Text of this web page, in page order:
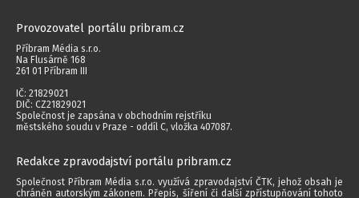
Provozovatel portálu pribram.cz
Příbram Média s.r.o.
Na Flusárně 168
261 01 Příbram III
IČ: 21829021
DIČ: CZ21829021
Společnost je zapsána v obchodním rejstříku
městského soudu v Praze - oddíl C, vložka 407087.
Redakce zpravodajství portálu pribram.cz
Společnost Příbram Média s.r.o. využívá zpravodajství ČTK, jehož obsah je
chráněn autorským zákonem. Přepis, šíření či další zpřístupňování tohoto